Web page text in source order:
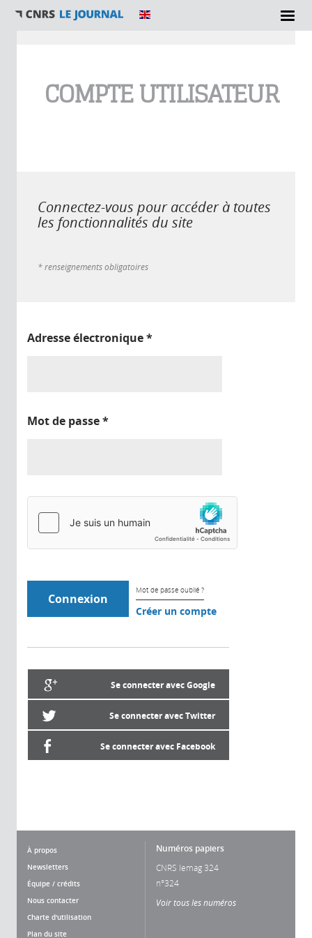
COMPTE UTILISATEUR
Connectez-vous pour accéder à toutes
les fonctionnalités du site
* renseignements obligatoires
Adresse électronique*
Mot de passe*
Mot de passe oublié ?
Créer un compte
Se connecter avec Google
Se connecter avec Twitter
Se connecter avec Facebook
À propos
Newsletters
Équipe / crédits
Nous contacter
Charte d'utilisation
Plan du site
Numéros papiers
CNRS lemag 324
n°324
Voir tous les numéros